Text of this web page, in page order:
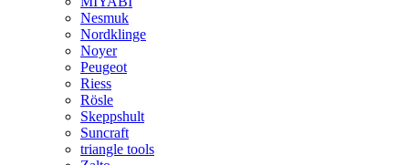
Nesmuk
Nordklinge
Noyer
Peugeot
Riess
Rösle
Skeppshult
Suncraft
triangle tools